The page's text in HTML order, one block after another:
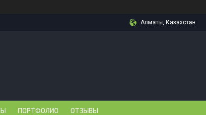
Алматы, Казахстан
ПОРТФОЛИО ОТЗЫВЫ